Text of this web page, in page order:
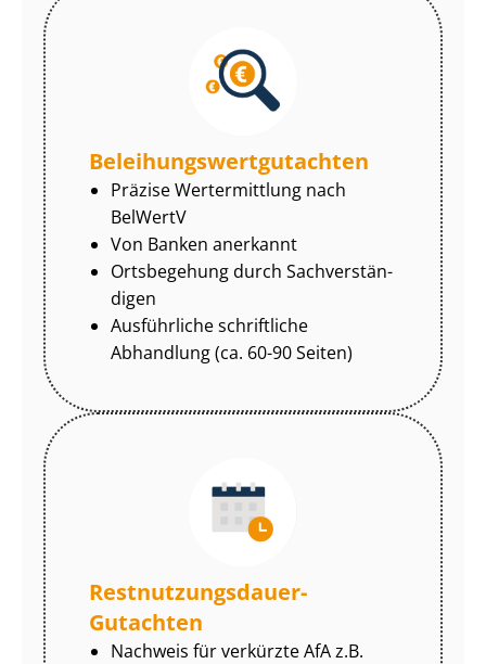
Be­lei­hungs­wert­gut­ach­ten
Präzise Wertermittlung nach
BelWertV
Von Banken anerkannt
Ortsbegehung durch Sach­ver­stän­
di­gen
Ausführliche schriftliche
Abhandlung (ca. 60-90 Seiten)
Rest­nut­zungs­dau­er-
Gutachten
Nachweis für verkürzte AfA z.B.